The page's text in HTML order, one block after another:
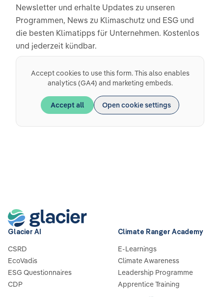
Newsletter und erhalte Updates zu unseren
Programmen, News zu Klimaschutz und ESG und
die besten Klimatipps für Unternehmen. Kostenlos
und jederzeit kündbar.
Accept cookies to use this form. This also enables
analytics (GA4) and marketing embeds.
Accept all Open cookie settings
Glacier AI
CSRD
EcoVadis
ESG Questionnaires
CDP
Climate Ranger Academy
E-Learnings
Climate Awareness
Leadership Programme
Apprentice Training